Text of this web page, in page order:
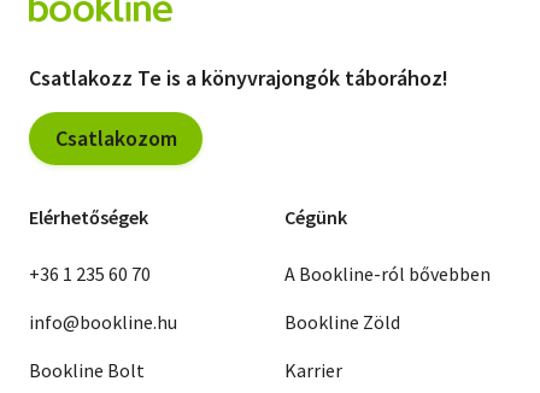
Csatlakozz Te is a könyvrajongók táborához!
Csatlakozom
Elérhetőségek
+36 1 235 60 70
info@bookline.hu
Bookline Bolt
Cégünk
A Bookline-ról bővebben
Bookline Zöld
Karrier